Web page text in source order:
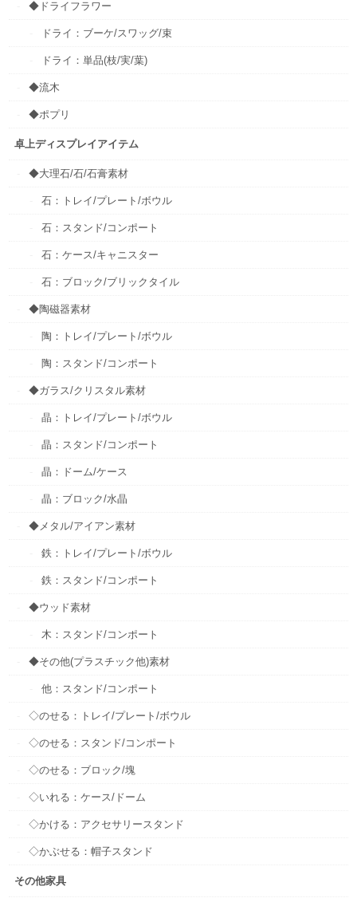
◆ドライフラワー
ドライ：ブーケ/スワッグ/束
ドライ：単品(枝/実/葉)
◆流木
◆ポプリ
卓上ディスプレイアイテム
◆大理石/石/石膏素材
石：トレイ/プレート/ボウル
石：スタンド/コンポート
石：ケース/キャニスター
石：ブロック/ブリックタイル
◆陶磁器素材
陶：トレイ/プレート/ボウル
陶：スタンド/コンポート
◆ガラス/クリスタル素材
晶：トレイ/プレート/ボウル
晶：スタンド/コンポート
晶：ドーム/ケース
晶：ブロック/水晶
◆メタル/アイアン素材
鉄：トレイ/プレート/ボウル
鉄：スタンド/コンポート
◆ウッド素材
木：スタンド/コンポート
◆その他(プラスチック他)素材
他：スタンド/コンポート
◇のせる：トレイ/プレート/ボウル
◇のせる：スタンド/コンポート
◇のせる：ブロック/塊
◇いれる：ケース/ドーム
◇かける：アクセサリースタンド
◇かぶせる：帽子スタンド
その他家具